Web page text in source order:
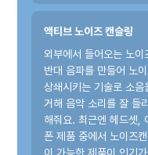
액티브 노이즈 캔슬링
외부에서 들어오는 노이
반대 음파를 만들어 노
상쇄시키는 기술로 소음
거해 음악 소리를 잘 들
해줘요. 최근엔 헤드셋,
폰 제품 중에서 노이즈캔